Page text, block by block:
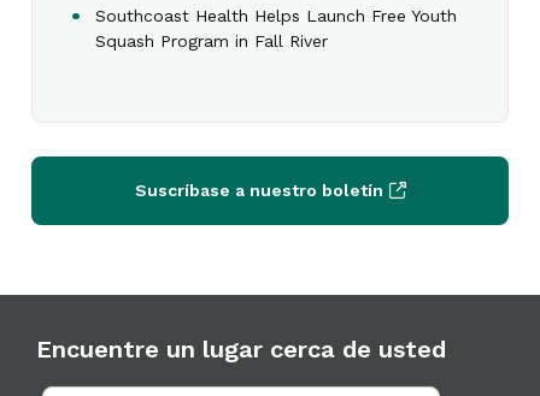
Southcoast Health Helps Launch Free Youth
Squash Program in Fall River
Suscríbase a nuestro boletín
Encuentre un lugar cerca de usted